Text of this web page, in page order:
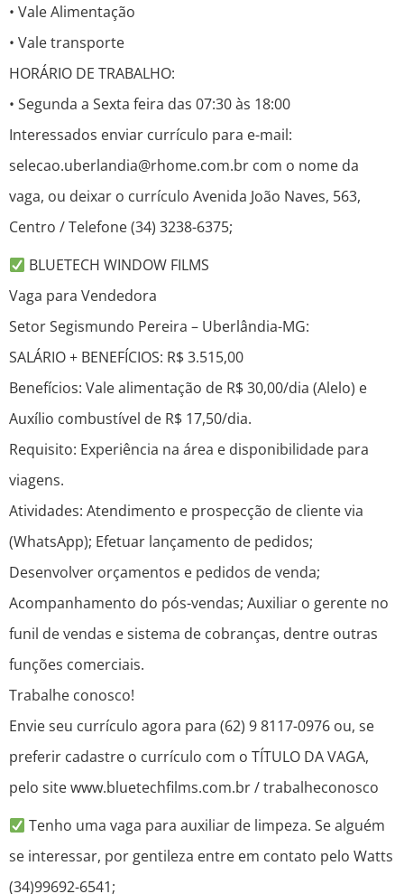
• Vale Alimentação
• Vale transporte
HORÁRIO DE TRABALHO:
• Segunda a Sexta feira das 07:30 às 18:00
Interessados enviar currículo para e-mail:
selecao.uberlandia@rhome.com.br com o nome da
vaga, ou deixar o currículo Avenida João Naves, 563,
Centro / Telefone (34) 3238-6375;
BLUETECH WINDOW FILMS
Vaga para Vendedora
Setor Segismundo Pereira – Uberlândia-MG:
SALÁRIO + BENEFÍCIOS: R$ 3.515,00
Benefícios: Vale alimentação de R$ 30,00/dia (Alelo) e
Auxílio combustível de R$ 17,50/dia.
Requisito: Experiência na área e disponibilidade para
viagens.
Atividades: Atendimento e prospecção de cliente via
(WhatsApp); Efetuar lançamento de pedidos;
Desenvolver orçamentos e pedidos de venda;
Acompanhamento do pós-vendas; Auxiliar o gerente no
funil de vendas e sistema de cobranças, dentre outras
funções comerciais.
Trabalhe conosco!
Envie seu currículo agora para (62) 9 8117-0976 ou, se
preferir cadastre o currículo com o TÍTULO DA VAGA,
pelo site www.bluetechfilms.com.br / trabalheconosco
Tenho uma vaga para auxiliar de limpeza. Se alguém
se interessar, por gentileza entre em contato pelo Watts
(34)99692-6541;